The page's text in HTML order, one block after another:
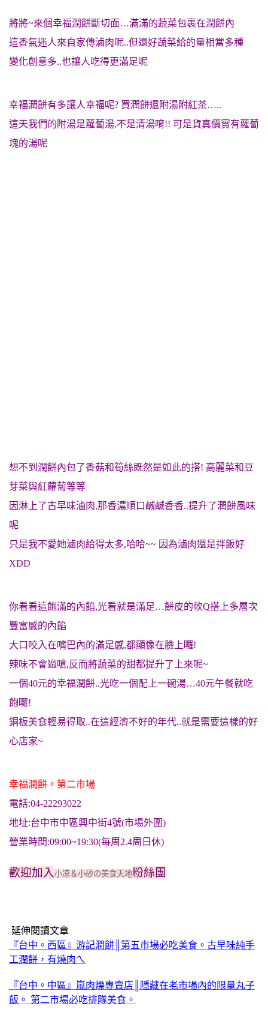
將將~來個幸福潤餅斷切面…滿滿的蔬菜包裹在潤餅內
這香氣迷人來自家傳滷肉呢..但還好蔬菜給的量相當多種
變化創意多..也讓人吃得更滿足呢
幸福潤餅有多讓人幸福呢? 買潤餅還附湯附紅茶…..
這天我們的附湯是蘿蔔湯,不是清湯唷!! 可是貨真價實有蘿蔔
塊的湯呢
想不到潤餅內包了香菇和筍絲既然是如此的搭! 高麗菜和豆
芽菜與紅蘿蔔等等
因淋上了古早味滷肉,那香濃順口鹹鹹香香..提升了潤餅風味
呢
只是我不愛她滷肉給得太多,哈哈~~ 因為滷肉還是拌飯好
XDD
你看看這飽滿的內餡,光看就是滿足…餅皮的軟Q搭上多層次
豐富感的內餡
大口咬入在嘴巴內的滿足感,都顯像在臉上囉!
辣味不會過嗆,反而將蔬菜的甜都提升了上來呢~
一個40元的幸福潤餅..光吃一個配上一碗湯…40元午餐就吃
飽囉!
銅板美食輕易得取..在這經濟不好的年代..就是需要這樣的好
心店家~
幸福潤餅。第二市場
電話:04-22293022
地址:台中市中區興中街4號(市場外圍)
營業時間:09:00~19:30(每周2.4周日休)
歡迎加入 小凉＆小砂の美食天地粉絲團
延伸閱讀文章
『台中。西區』游記潤餅║第五市場必吃美食。古早味純手
工潤餅，有燒肉ㄟ
『台中。中區』嵐肉燥專賣店║隱藏在老市場內的限量丸子
飯。 第二市場必吃排隊美食。